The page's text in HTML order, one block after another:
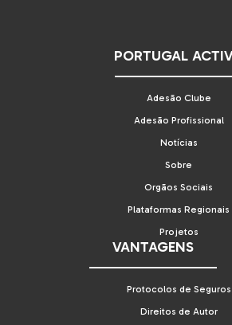
PORTUGAL
Adesão Clube
Adesão Profissional
Notícias
Sobre
Orgãos Sociais
Plataformas Regionais
Projetos
VANTAGENS
Protocolos de Seguros
Direitos de Autor